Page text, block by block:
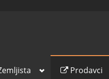
Prodavci